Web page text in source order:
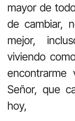
mayor de
de cambiar,
mejor,
viviendo
encontrarme
Señor, que
hoy,